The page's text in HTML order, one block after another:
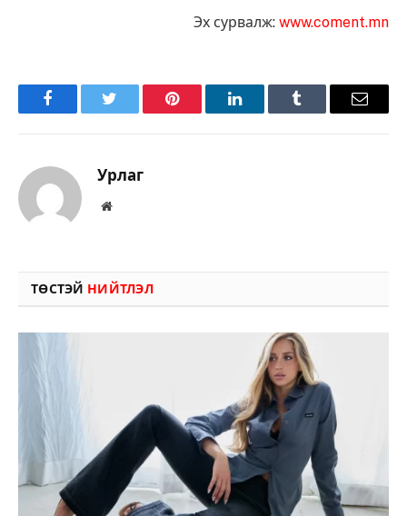
Эх сурвалж: www.coment.mn
FacebookTwitter Pinterest LinkedInTumblr Имэйл
Урлаг
Вэбсайт
ТӨСТЭЙ НИЙТЛЭЛ